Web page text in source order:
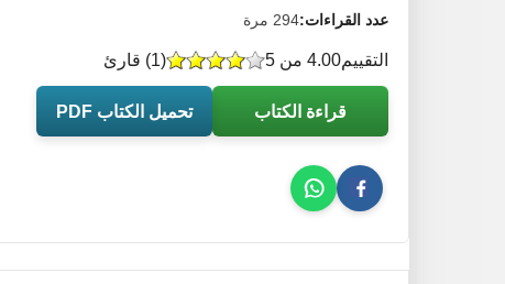
عدد القراءات:294 مرة
التقييم (
1) قارئ 4.00 من 5
قراءة الكتاب تحميل الكتاب PDF